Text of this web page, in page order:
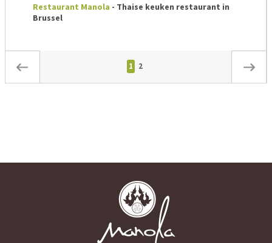
Restaurant Manola - Thaise keuken restaurant in
Brussel
1 2